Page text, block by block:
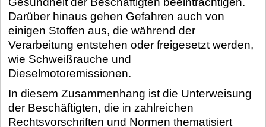
Darüber hinaus gehen Gefahren auch von
einigen Stoffen aus, die während der
Verarbeitung entstehen oder freigesetzt werden,
wie Schweißrauche und
Dieselmotoremissionen.
In diesem Zusammenhang ist die Unterweisung
der Beschäftigten, die in zahlreichen
Rechtsvorschriften und Normen thematisiert